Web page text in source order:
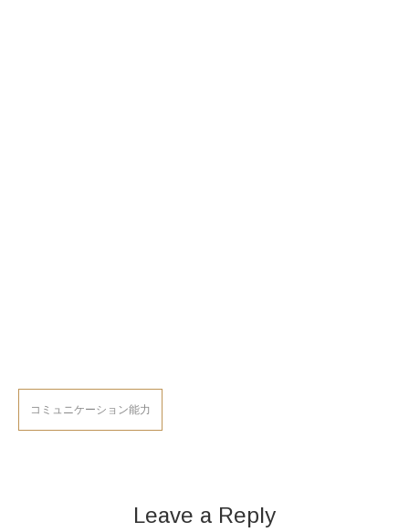
コミュニケーション能力
Leave a Reply